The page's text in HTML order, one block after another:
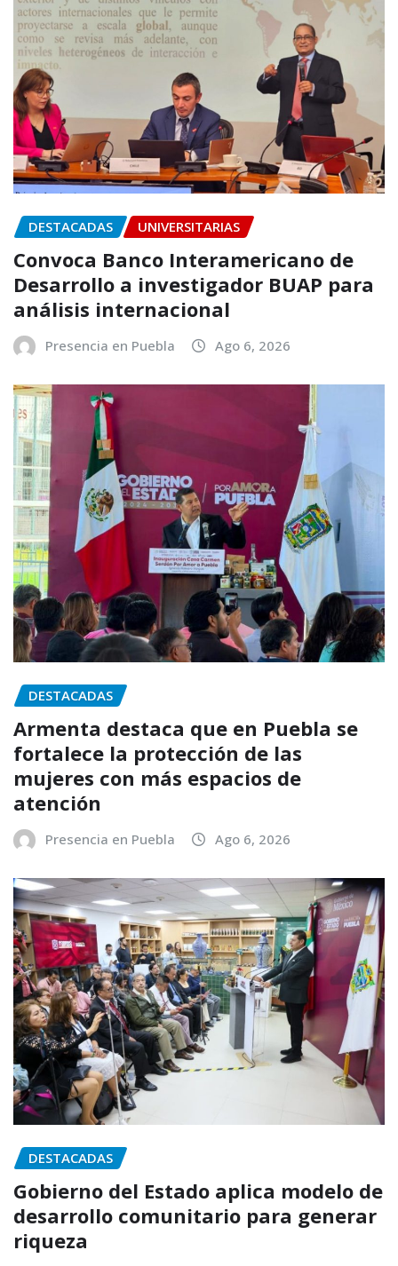
DESTACADAS UNIVERSITARIAS
Convoca Banco Interamericano de
Desarrollo a investigador BUAP para
análisis internacional
Presencia en Puebla Ago 6, 2026
DESTACADAS
Armenta destaca que en Puebla se
fortalece la protección de las
mujeres con más espacios de
atención
Presencia en Puebla Ago 6, 2026
DESTACADAS
Gobierno del Estado aplica modelo de
desarrollo comunitario para generar
riqueza